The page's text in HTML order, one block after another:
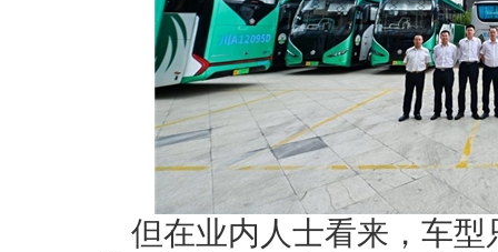
但在业内人士看来，车